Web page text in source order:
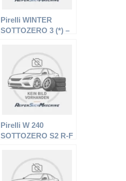
Pirelli WINTER
SOTTOZERO 3 (*) –
Winterreifen
Pirelli W 240
SOTTOZERO S2 R-F
Winterreifen